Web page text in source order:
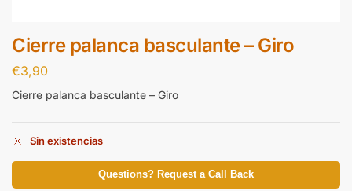
Cierre palanca basculante – Giro
€3,90
Cierre palanca basculante – Giro
Sin existencias
Questions? Request a Call Back